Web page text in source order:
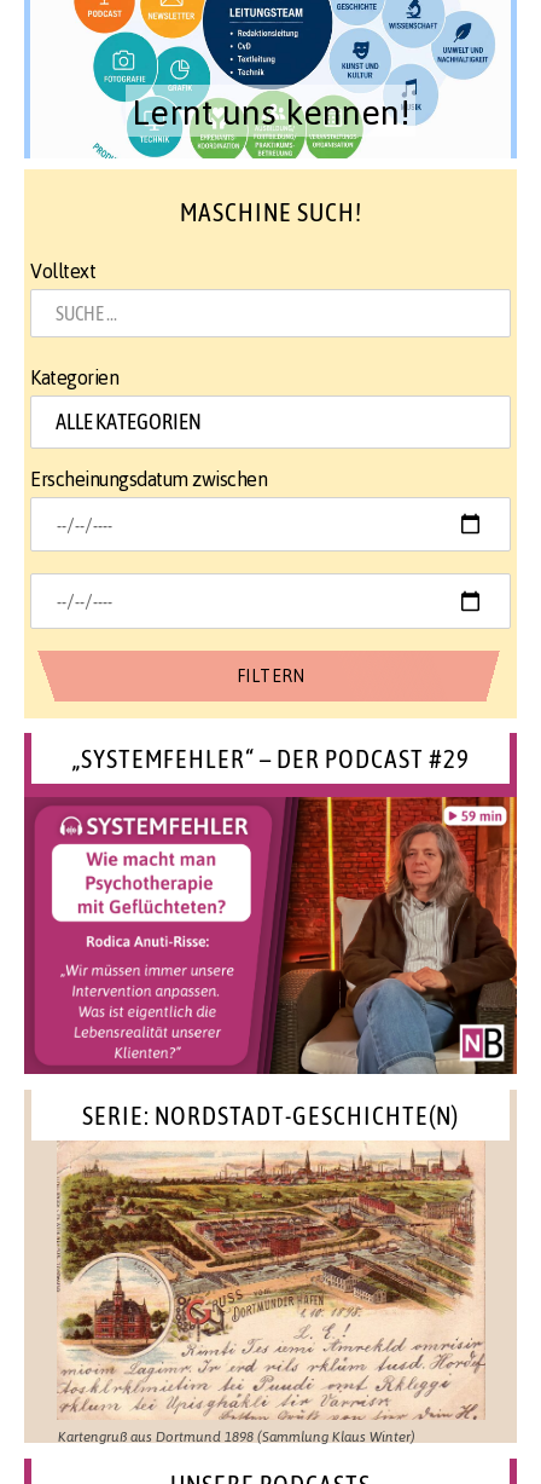
Lernt uns kennen!
MASCHINE SUCH!
Volltext
Kategorien
Erscheinungsdatum zwischen
„SYSTEMFEHLER“ – DER PODCAST #29
SERIE: NORDSTADT-GESCHICHTE(N)
Kartengruß aus Dortmund 1898 (Sammlung Klaus Winter)